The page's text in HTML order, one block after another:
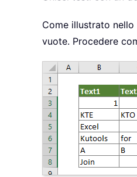
Come illustrato
vuote. Procedere